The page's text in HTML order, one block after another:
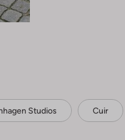
Studios Cuir